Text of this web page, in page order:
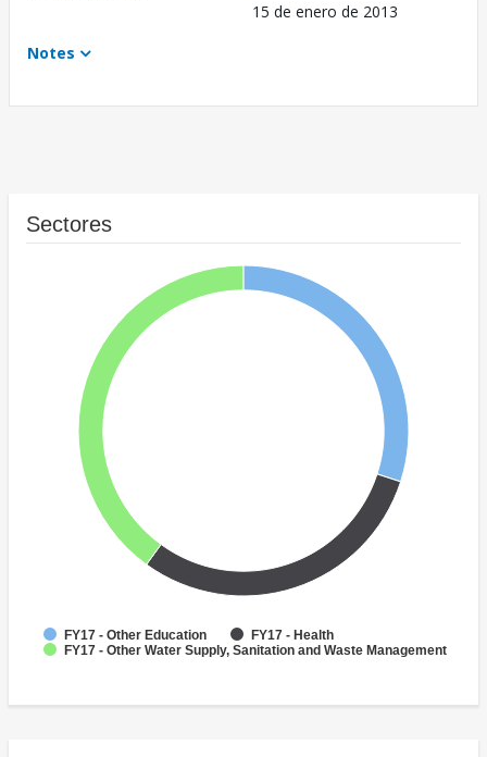
15 de enero de 2013
Notes
Sectores
FY17 - Other Education
FY17 - Health
FY17 - Other Water Supply, Sanitation and Waste Management